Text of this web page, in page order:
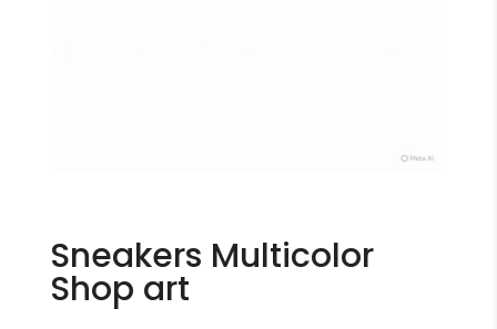
Sneakers Multicolor
Shop art